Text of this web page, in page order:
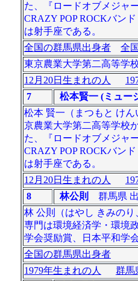
た、『ロードオブメジャ
CRAZY POP ROCKバン
は射手座である。
全国の群馬県出身者
全
東京農業大学第二高等
12月20日生まれの人
7
松本賢一 (ミュー
松本 賢一（まつもと け
京農業大学第二高等学校
た、『ロードオブメジャ
CRAZY POP ROCKバン
は射手座である。
12月20日生まれの人
8
林公則 群馬県
林 公則（はやし きみの
専門は環境経済学・環境
学会奨励賞、日本平和学
全国の群馬県出身者
1979年生まれの人
群馬